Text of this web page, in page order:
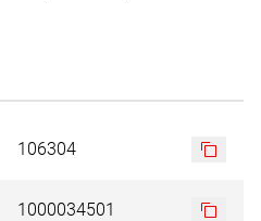
106304
1000034501